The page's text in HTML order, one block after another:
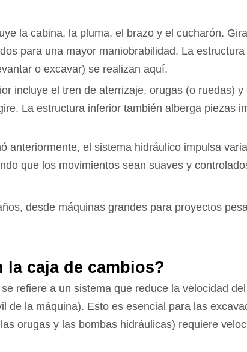
la cabina, la pluma, el brazo y el cucharón.
para una mayor maniobrabilidad. La
o excavar) se realizan aquí.
incluye el tren de aterrizaje, orugas (o ruedas)
La estructura inferior también alberga piezas
anteriormente, el sistema hidráulico impulsa
que los movimientos sean suaves y
desde máquinas grandes para proyectos
la caja de cambios?
refiere a un sistema que reduce la velocidad
de la máquina). Esto es esencial para las
orugas y las bombas hidráulicas) requiere